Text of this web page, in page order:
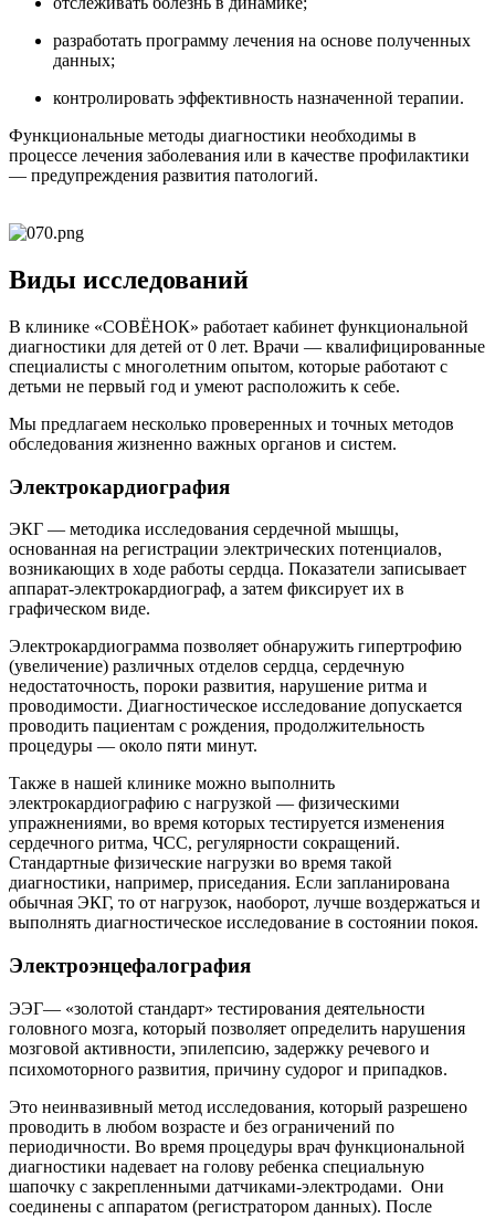
разработать программу лечения на основе полученных
данных;
контролировать эффективность назначенной терапии.
Функциональные методы диагностики необходимы в
процессе лечения заболевания или в качестве профилактики
— предупреждения развития патологий.
Виды исследований
В клинике «СОВЁНОК» работает кабинет функциональной
диагностики для детей от 0 лет. Врачи — квалифицированные
специалисты с многолетним опытом, которые работают с
детьми не первый год и умеют расположить к себе.
Мы предлагаем несколько проверенных и точных методов
обследования жизненно важных органов и систем.
Электрокардиография
ЭКГ — методика исследования сердечной мышцы,
основанная на регистрации электрических потенциалов,
возникающих в ходе работы сердца. Показатели записывает
аппарат-электрокардиограф, а затем фиксирует их в
графическом виде.
Электрокардиограмма позволяет обнаружить гипертрофию
(увеличение) различных отделов сердца, сердечную
недостаточность, пороки развития, нарушение ритма и
проводимости. Диагностическое исследование допускается
проводить пациентам с рождения, продолжительность
процедуры — около пяти минут.
Также в нашей клинике можно выполнить
электрокардиографию с нагрузкой — физическими
упражнениями, во время которых тестируется изменения
сердечного ритма, ЧСС, регулярности сокращений.
Стандартные физические нагрузки во время такой
диагностики, например, приседания. Если запланирована
обычная ЭКГ, то от нагрузок, наоборот, лучше воздержаться и
выполнять диагностическое исследование в состоянии покоя.
Электроэнцефалография
ЭЭГ― «золотой стандарт» тестирования деятельности
головного мозга, который позволяет определить нарушения
мозговой активности, эпилепсию, задержку речевого и
психомоторного развития, причину судорог и припадков. ⠀
Это неинвазивный метод исследования, который разрешено
проводить в любом возрасте и без ограничений по
периодичности. Во время процедуры врач функциональной
диагностики надевает на голову ребенка специальную
шапочку с закрепленными датчиками-электродами. Они
соединены с аппаратом (регистратором данных). После